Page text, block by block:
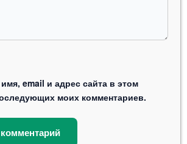
email и адрес сайта в этом
моих комментариев.